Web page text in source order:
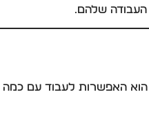
העבודה שלהם.